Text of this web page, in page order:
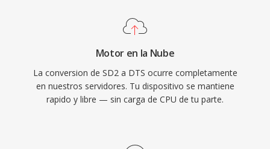
Motor en la Nube
La conversion de SD2 a DTS ocurre completamente
en nuestros servidores. Tu dispositivo se mantiene
rapido y libre — sin carga de CPU de tu parte.